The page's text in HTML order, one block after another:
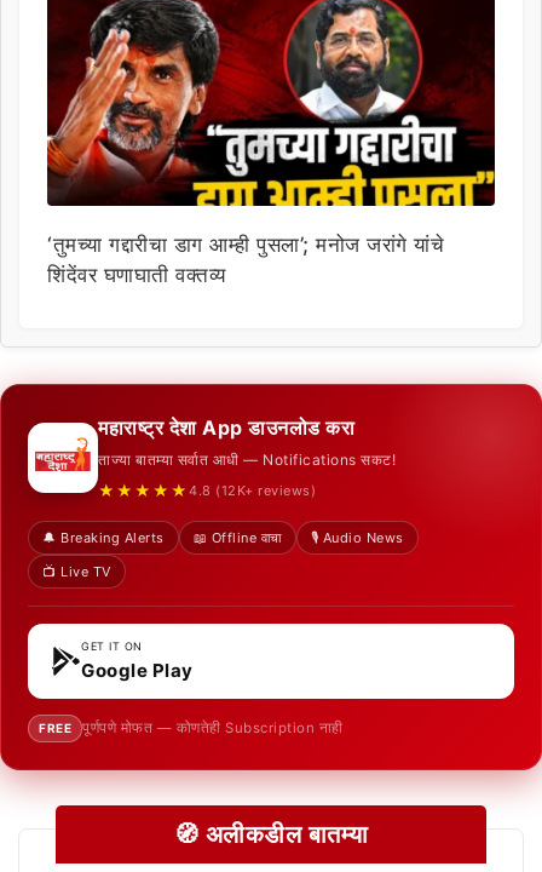
‘तुमच्या गद्दारीचा डाग आम्ही पुसला’; मनोज जरांगे यांचे
शिंदेंवर घणाघाती वक्तव्य
महाराष्ट्र देशा App डाउनलोड करा
ताज्या बातम्या सर्वात आधी — Notifications सकट!
★★★★★ 4.8 (12K+ reviews)
🔔 Breaking Alerts 📖 Offline वाचा
🎙️ Audio News
📺 Live TV
GET IT ON
Google Play
FREE पूर्णपणे मोफत — कोणतेही Subscription नाही
🧭 अलीकडील बातम्या